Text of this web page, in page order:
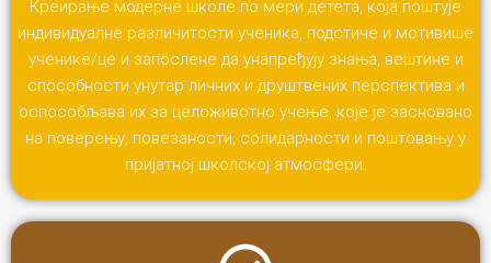
Креирање модерне школе по мери детета, која поштује
индивидуалне различитости ученика, подстиче и мотивише
ученике/це и запослене да унапређују знања, вештине и
способности унутар личних и друштвених перспектива и
оспособљава их за целоживотно учење, које је засновано
на поверењу, повезаности, солидарности и поштовању у
пријатној школској атмосфери.